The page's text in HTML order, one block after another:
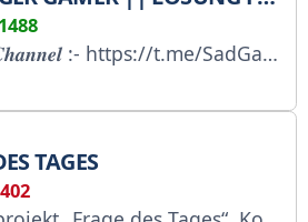
:- https://t.me/SadGamerArmy
TAGES